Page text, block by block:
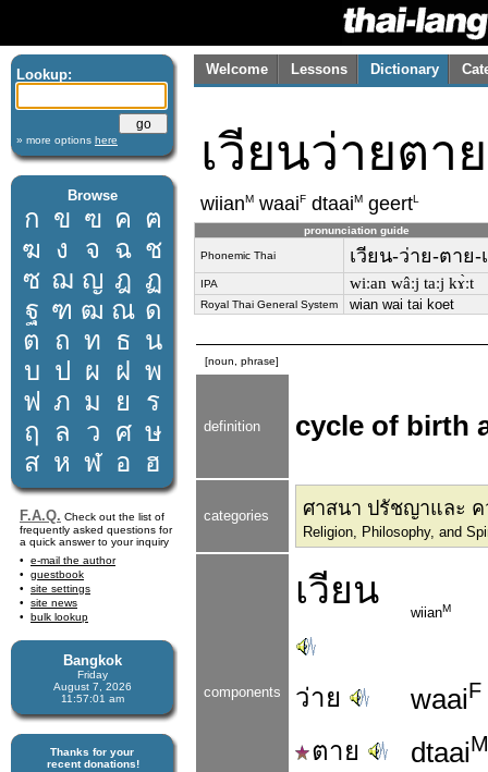
Lookup:
» more options here
Browse
ก ข ฃ ค ฅ
ฆ ง จ ฉ ช
ซ ฌ ญ ฎ ฏ
ฐ ฑ ฒ ณ ด
ต ถ ท ธ น
บ ป ผ ฝ พ
ฟ ภ ม ย
ร
ฤ
ล ว ศ ษ
ส ห ฬ อ ฮ
F.A.Q. Check out the list of
frequently asked questions for
a quick answer to your inquiry
e-mail the author
guestbook
site settings
site news
bulk lookup
Bangkok
Friday
August 7, 2026
11:57:01 am
Thanks for your
recent donations!
Welcome Lessons Dictionary
เวียนว่ายตา
wiianM waaiF dtaaiM geertL
pronunciation guide
Phonemic Thai เวียน-ว่าย-ตาย-
IPA wiːan wâːj taːj kɤ̀ːt
Royal Thai General System wian wai tai koet
[noun, phrase]
definition cycle of birth
categories ศาสนา ปรัชญาและ ค
Religion, Philosophy, and
components
เวียน
wiianM
ว่าย waaiF
ตาย dtaaiM